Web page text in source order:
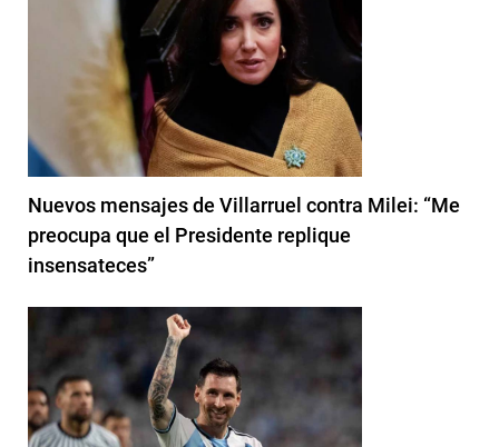
Nuevos mensajes de Villarruel contra Milei: “Me
preocupa que el Presidente replique
insensateces”